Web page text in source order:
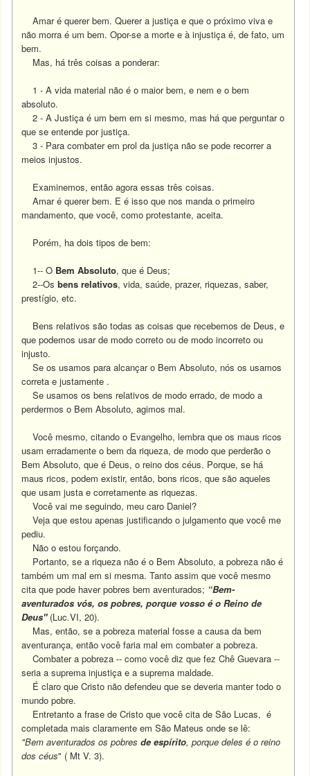
Amar é querer bem. Querer a justiça e que o próximo viva e
não morra é um bem. Opor-se a morte e à injustiça é, de fato, um
bem.
Mas, há três coisas a ponderar:
1 - A vida material não é o maior bem, e nem e o bem
absoluto.
2 - A Justiça é um bem em si mesmo, mas há que perguntar o
que se entende por justiça.
3 - Para combater em prol da justiça não se pode recorrer a
meios injustos.
Examinemos, então agora essas três coisas.
Amar é querer bem. E é isso que nos manda o primeiro
mandamento, que você, como protestante, aceita.
Porém, ha dois tipos de bem:
1-- O Bem Absoluto, que é Deus;
2--Osbens relativos, vida, saúde, prazer, riquezas, saber,
prestígio, etc.
Bens relativos são todas as coisas que recebemos de Deus, e
que podemos usar de modo correto ou de modo incorreto ou
injusto.
Se os usamos para alcançar o Bem Absoluto, nós os usamos
correta e justamente .
Se usamos os bens relativos de modo errado, de modo a
perdermos o Bem Absoluto, agimos mal.
Você mesmo, citando o Evangelho, lembra que os maus ricos
usam erradamente o bem da riqueza, de modo que perderão o
Bem Absoluto, que é Deus, o reino dos céus. Porque, se há
maus ricos, podem existir, então, bons ricos, que são aqueles
que usam justa e corretamente as riquezas.
Você vai me seguindo, meu caro Daniel?
Veja que estou apenas justificando o julgamento que você me
pediu.
Não o estou forçando.
Portanto, se a riqueza não é o Bem Absoluto, a pobreza não é
também um mal em si mesma. Tanto assim que você mesmo
cita que pode haver pobres bem aventurados; “Bem-
aventurados vós, os pobres, porque vosso é o Reino de
Deus" (Luc.VI, 20).
Mas, então, se a pobreza material fosse a causa da bem
aventurança, então você faria mal em combater a pobreza.
Combater a pobreza -- como você diz que fez Chê Guevara --
seria a suprema injustiça e a suprema maldade.
É claro que Cristo não defendeu que se deveria manter todo o
mundo pobre.
Entretanto a frase de Cristo que você cita de São Lucas, é
completada mais claramente em São Mateus onde se lê:
"Bem aventurados os pobresde espírito, porque deles é o reino
dos céus" ( Mt V. 3).